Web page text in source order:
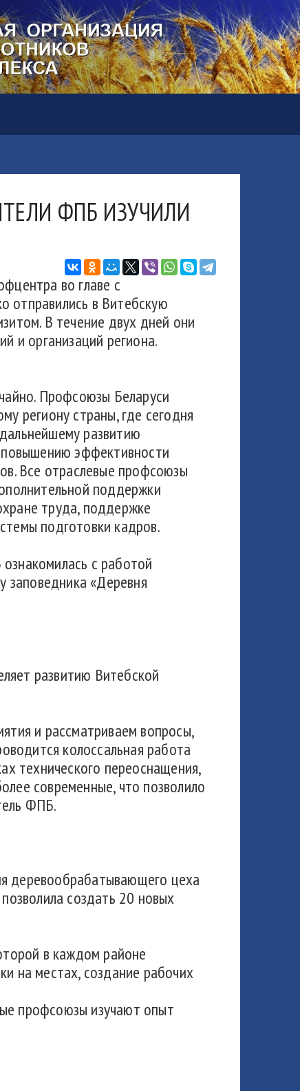
ФПБ ИЗУЧИЛИ
во главе с
в Витебскую
В течение двух дней они
и организаций региона.
Профсоюзы Беларуси
региону страны, где сегодня
развитию
повышению эффективности
Все отраслевые профсоюзы
поддержки
труда, поддержке
подготовки кадров.
с работой
«Деревня
развитию Витебской
и рассматриваем вопросы,
колоссальная работа
технического переоснащения,
современные, что позволило
ФПБ.
деревообрабатывающего цеха
создать 20 новых
в каждом районе
на местах, создание рабочих
профсоюзы изучают опыт